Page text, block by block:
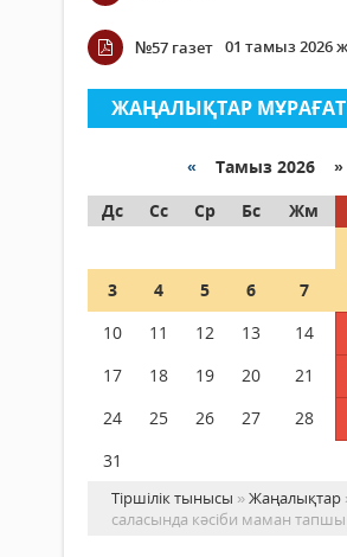
№57 газет 01 тамыз 2026
ЖАҢАЛЫҚТАР
« Тамыз 2026 »
Дс
Сс Ср Бс Жм
3
4 5 6 7
10
11 12 13 14
17
18 19 20 21
24
25 26 27 28
31
Тіршілік тынысы »Жаңалықтар
саласында кәсіби маман тапшы